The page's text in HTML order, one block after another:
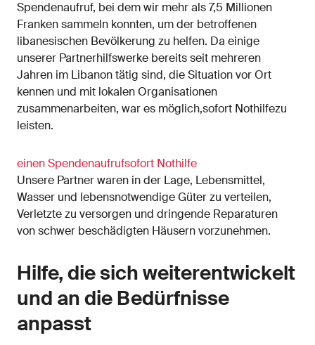
Spendenaufruf, bei dem wir mehr als 7,5 Millionen
Franken sammeln konnten, um der betroffenen
libanesischen Bevölkerung zu helfen. Da einige
unserer Partnerhilfswerke bereits seit mehreren
Jahren im Libanon tätig sind, die Situation vor Ort
kennen und mit lokalen Organisationen
zusammenarbeiten, war es möglich,sofort Nothilfezu
leisten.
einen Spendenaufrufsofort Nothilfe
Unsere Partner waren in der Lage, Lebensmittel,
Wasser und lebensnotwendige Güter zu verteilen,
Verletzte zu versorgen und dringende Reparaturen
von schwer beschädigten Häusern vorzunehmen.
Hilfe, die sich weiterentwickelt
und an die Bedürfnisse
anpasst